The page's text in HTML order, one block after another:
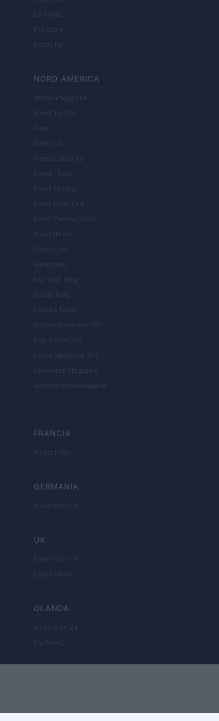
ES Newz
Pet Story
Encocina
NORD AMERICA
Womanmagazine
Investing Plus
Newz
Newz US
Newz California
Newz Texas
Newz Florida
Newz New York
Newz Pennsylvania
Newz Illinois
Newz Ohio
Gameland
Hig Tech Mag
Scoop Mag
Lgbtqia News
Motors Magazine 365
Day Travel 365
Home Magazine 365
Cineverse Magazine
SecondHomeMagazine
FRANCIA
InvestirMag
GERMANIA
Investieren24
UK
News Hub UK
Lgbtq News
OLANDA
Investeren 24
NL Newz